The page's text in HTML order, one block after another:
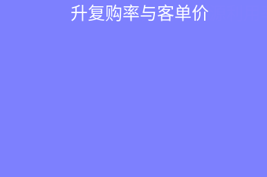
销全流程数字化管理
升复购率与客单价
一目了然，提升资源利用率
化展示服务价值